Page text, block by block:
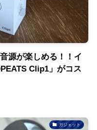
源が楽しめる！！イ
Clip1」がコス
ガジェット